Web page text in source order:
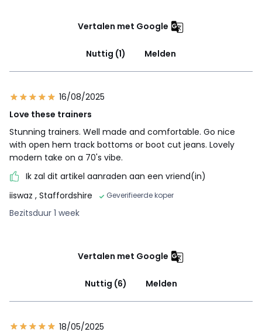
Vertalen met Google
Nuttig (1) Melden
16/08/2025
Love these trainers
Stunning trainers. Well made and comfortable. Go nice
with open hem track bottoms or boot cut jeans. Lovely
modern take on a 70's vibe.
Ik zal dit artikel aanraden aan een vriend(in)
iiswaz , Staffordshire Geverifieerde koper
Bezitsduur 1 week
Vertalen met Google
Nuttig (6) Melden
18/05/2025